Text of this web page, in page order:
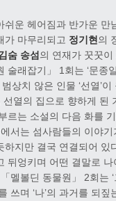
쉬운 헤어짐과 반가운 만
가 마무리되고 정기현 의
숨 송섬 의 연재가 꿋꿋이
술래잡기」 1회는 ‘문종
범상치 않은 인물 ‘선열’
열의 집으로 향하게 된
르는 소설의 다음 화를
서는 섬사람들의 이야
하지만 결국 연결되어 있
뒤엉키며 어떤 결말로
멜볼딘 동물원」 2회는 ‘
쓰며 ‘나’의 과거를 되짚